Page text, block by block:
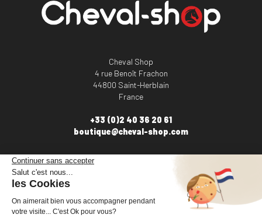
Cheval Shop
4 rue Benoît Frachon
44800 Saint-Herblain
France
+33 (0)2 40 36 20 61
boutique@cheval-shop.com
VOTRE COMPTE